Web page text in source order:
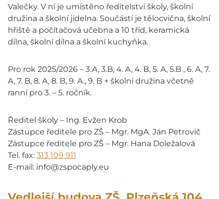
Valečky. V ní je umístěno ředitelství školy, školní
družina a školní jídelna. Součástí je tělocvična, školní
hřiště a počítačová učebna a 10 tříd, keramická
dílna, školní dílna a školní kuchyňka.
Pro rok 2025/2026 – 3.A, 3.B, 4. A, 4. B, 5. A, 5.B , 6. A, 7.
A, 7. B, 8. A, 8. B, 9. A., 9. B + školní družina včetně
ranní pro 3. – 5. ročník.
Ředitel školy – Ing. Evžen Krob
Zástupce ředitele pro ZŠ – Mgr. MgA. Ján Petrovič
Zástupce ředitele pro ZŠ – Mgr. Hana Doležalová
Tel. fax: 313 109 911
E-mail: info@zspocaply.eu